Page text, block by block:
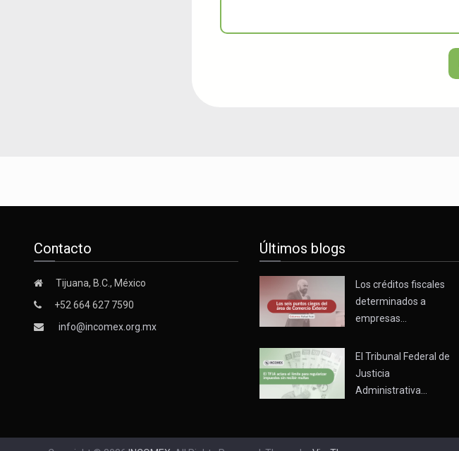
Contacto
Tijuana, B.C., México
+52 664 627 7590
info@incomex.org.mx
Últimos blogs
Los créditos fiscales
determinados a
empresas…
El Tribunal Federal de
Justicia
Administrativa…